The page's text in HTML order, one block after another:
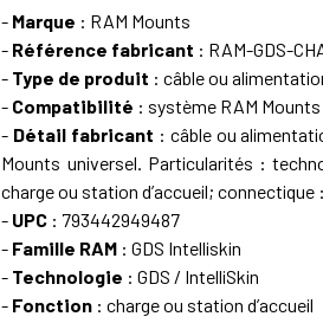
- Marque : RAM Mounts
- Référence fabricant : RAM-GDS-
- Type de produit : câble ou
- Compatibilité : système RAM
- Détail fabricant : câble ou
Mounts universel. Particularités :
charge ou station d’accueil; connectique
- UPC : 793442949487
- Famille RAM : GDS Intelliskin
- Technologie : GDS / IntelliSkin
- Fonction : charge ou station d’accueil